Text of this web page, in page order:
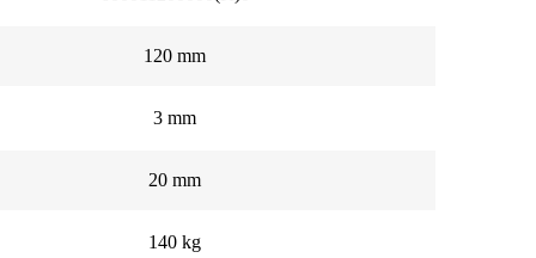
120 mm
3 mm
20 mm
140 kg